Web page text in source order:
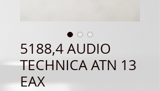
5188,4 AUDIO
TECHNICA ATN 13
EAX